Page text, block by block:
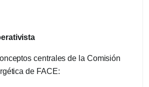
centrales de la Comisión
de FACE: